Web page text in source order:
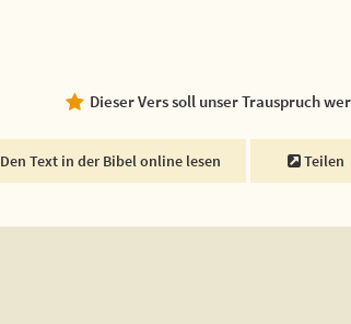
Dieser Vers soll unser Trauspruch
Den Text in der Bibel online lesen Teilen